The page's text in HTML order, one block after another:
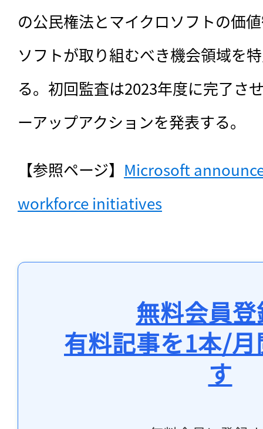
の公民権法とマイクロソフトの価
ソフトが取り組むべき機会領域を
る。初回監査は2023年度に完了さ
ーアップアクションを発表する。
【参照ページ】 Microsoft
workforce initiatives
無料会員
有料記事を1本/
す